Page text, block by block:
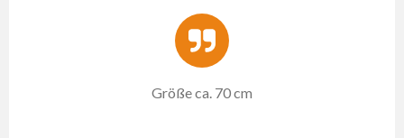
Größe ca. 70 cm